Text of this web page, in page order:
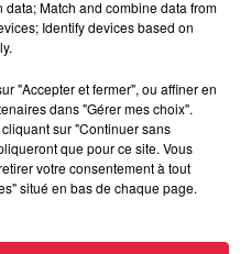
à Strasbourg :
Mulhouse : rencontre
Match and combine data from
Identify devices based on
"Accepter et fermer", ou affiner en
dans "Gérer mes choix".
sur "Continuer sans
que pour ce site. Vous
votre consentement à tout
situé en bas de chaque page.